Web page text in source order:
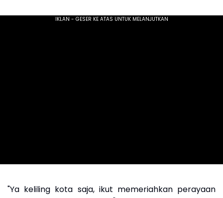
"Ya keliling kota saja, ikut memeriahkan perayaan